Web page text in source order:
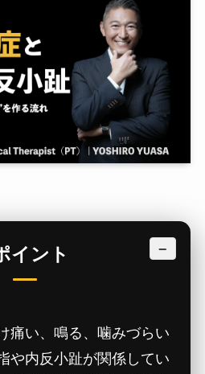
イント −
痛い、鳴る、噛みづらい
や内反小趾が関係してい